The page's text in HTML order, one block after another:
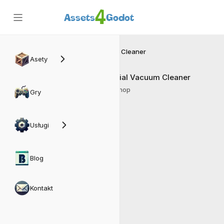
Assets4Godot
Asety
Gry
Usługi
Blog
Kontakt
Vacuum Cleaner
Industrial Vacuum Cleaner
Matrix Shop